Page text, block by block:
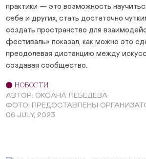
практики — это возможность
себе и других, стать достаточно
создать пространство для
фестиваль» показал, как можно это
преодолевая дистанцию между
создавая сообщество.
НОВОСТИ
АВТОР: ОКСАНА ЛЕБЕДЕВА
ФОТО: ПРЕДОСТАВЛЕНЫ
06 JULY, 2023